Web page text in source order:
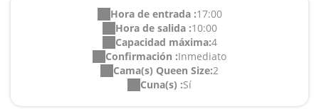
Hora de entrada :17:00
Hora de salida :10:00
Capacidad máxima:4
Confirmación :Inmediato
Cama(s) Queen Size:2
Cuna(s) :Sí